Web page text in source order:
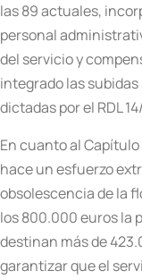
las 89 actuales,
personal
del servicio y
integrado las
dictadas por el RDL
En cuanto al
hace un esfuerzo
obsolescencia de la
los 800.000 euros la
destinan más de
garantizar que el